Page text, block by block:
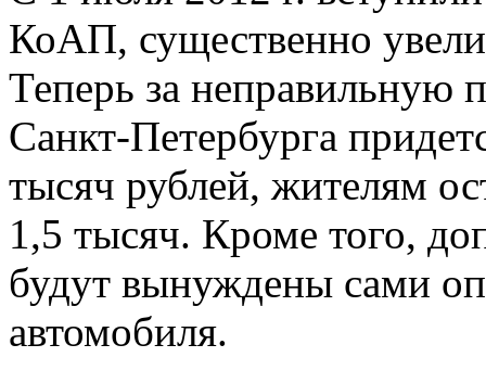
КоАП, существенно
Теперь за неправильную
Санкт-Петербурга
тысяч рублей, жителям
1,5 тысяч. Кроме того,
будут вынуждены сами
автомобиля.